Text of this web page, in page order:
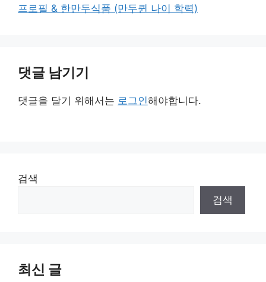
프로필 & 한만두식품 (만두퀸 나이 학력)
댓글 남기기
댓글을 달기 위해서는 로그인해야합니다.
검색
검색
최신 글